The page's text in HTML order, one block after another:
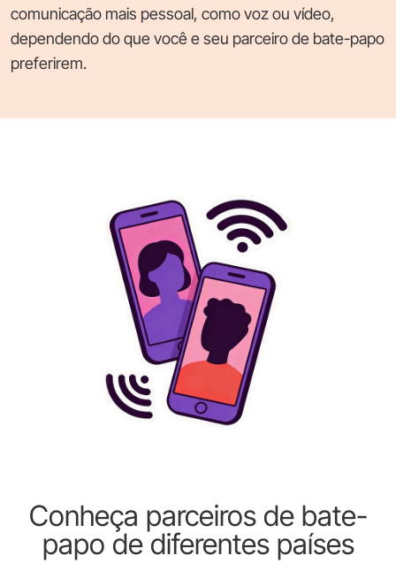
comunicação mais pessoal, como voz ou vídeo,
dependendo do que você e seu parceiro de bate-papo
preferirem.
Conheça parceiros de bate-
papo de diferentes países